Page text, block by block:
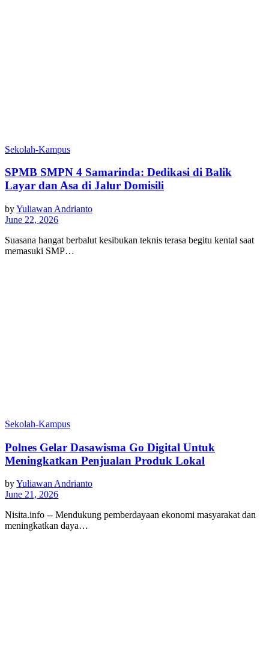
Sekolah-Kampus
SPMB SMPN 4 Samarinda: Dedikasi di Balik
Layar dan Asa di Jalur Domisili
byYuliawan Andrianto
June 22, 2026
Suasana hangat berbalut kesibukan teknis terasa begitu kental saat
memasuki SMP…
Sekolah-Kampus
Polnes Gelar Dasawisma Go Digital Untuk
Meningkatkan Penjualan Produk Lokal
byYuliawan Andrianto
June 21, 2026
Nisita.info -- Mendukung pemberdayaan ekonomi masyarakat dan
meningkatkan daya…